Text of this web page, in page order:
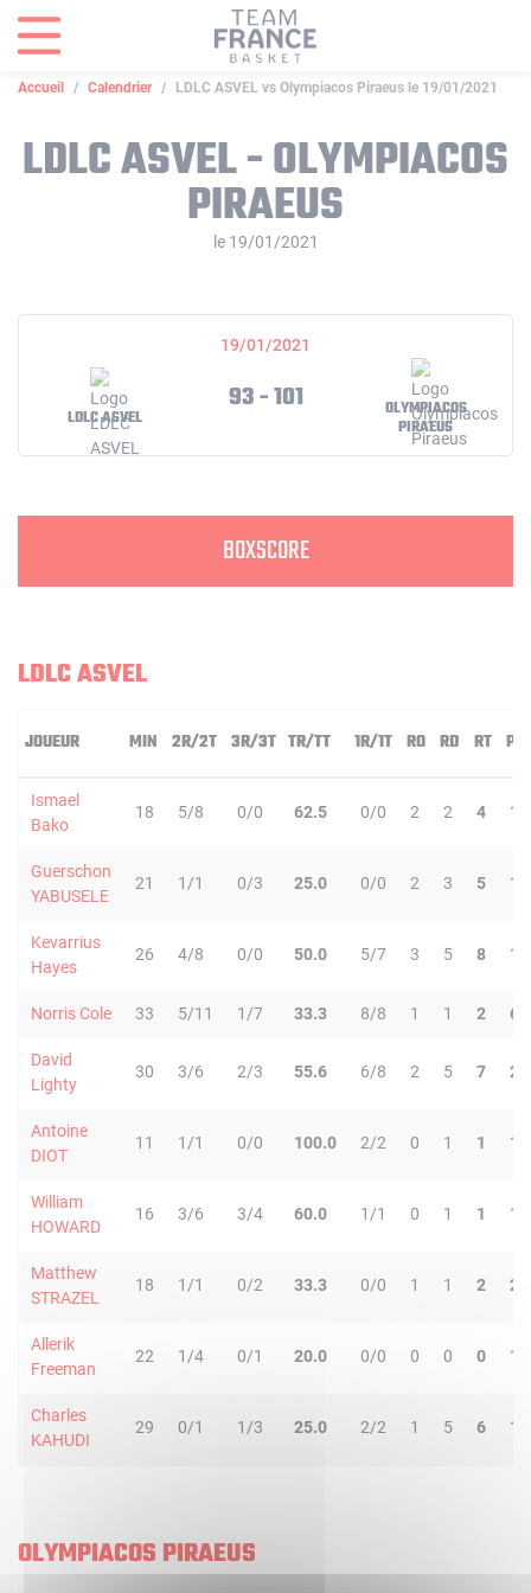
Accueil Calendrier LDLC ASVEL vs Olympiacos Piraeus le 19/01/2021
LDLC ASVEL - OLYMPIACOS
PIRAEUS
le 19/01/2021
19/01/2021
LDLC ASVEL
93 - 101
OLYMPIACOS
PIRAEUS
BOXSCORE
LDLC ASVEL
JOUEUR MIN 2R/2T 3R/3T TR/TT 1R/1T RO RD RT PD
Ismael
Bako
18 5/8 0/0 62.5 0/0 2 2 4 1
Guerschon
YABUSELE
21 1/1 0/3 25.0 0/0 2 3 5 1
Kevarrius
Hayes
26 4/8 0/0 50.0 5/7 3 5 8 1
Norris Cole 33 5/11 1/7 33.3 8/8 1 1 2 6
David
Lighty
30 3/6 2/3 55.6 6/8 2 5 7 2
Antoine
DIOT
11 1/1 0/0 100.0 2/2 0 1 1 1
William
HOWARD
16 3/6 3/4 60.0 1/1 0 1 1 1
Matthew
STRAZEL
18 1/1 0/2 33.3 0/0 1 1 2 2
Allerik
Freeman
22 1/4 0/1 20.0 0/0 0 0 0 1
Charles
KAHUDI
29 0/1 1/3 25.0 2/2 1 5 6 1
OLYMPIACOS PIRAEUS
Panneau de gestion des cookies